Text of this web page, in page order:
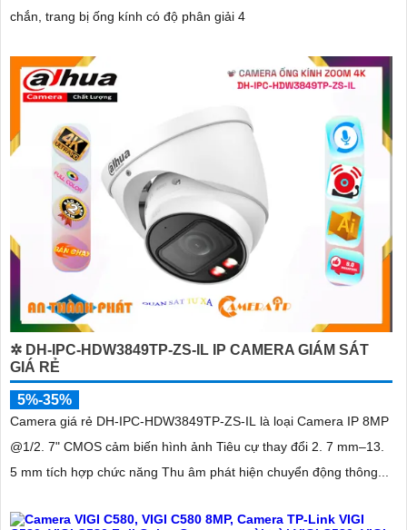
chắn, trang bị ống kính có độ phân giải 4
✲ DH-IPC-HDW3849TP-ZS-IL IP CAMERA GIÁM SÁT
GIÁ RẺ
5%-35%
Camera giá rẻ DH-IPC-HDW3849TP-ZS-IL là loại Camera IP 8MP
@1/2. 7" CMOS cảm biến hình ảnh Tiêu cự thay đổi 2. 7 mm–13.
5 mm tích hợp chức năng Thu âm phát hiện chuyển động thông...